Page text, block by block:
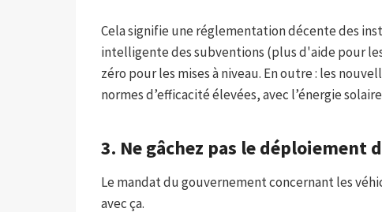
Cela signifie une réglementation décente des
intelligente des subventions (plus d'aide pour
zéro pour les mises à niveau. En outre : les
normes d’efficacité élevées, avec l’énergie
3. Ne gâchez pas le déploiement
Le mandat du gouvernement concernant les
avec ça.